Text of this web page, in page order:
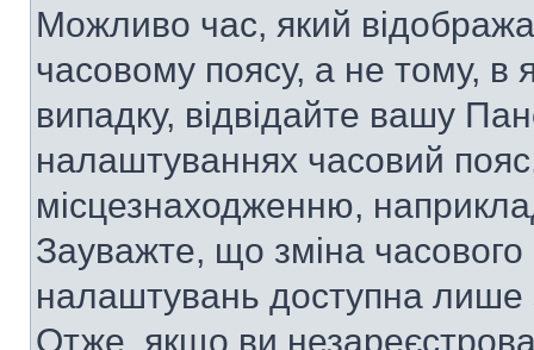
Можливо час, який
часовому поясу, а не тому, в
випадку, відвідайте вашу
налаштуваннях часовий
місцезнаходженню,
Зауважте, що зміна часового
налаштувань доступна лише
Отже, якщо ви